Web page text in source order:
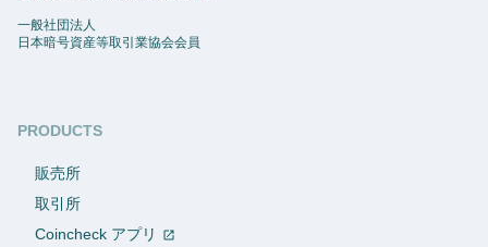
一般社団法人
日本暗号資産等取引業協会会員
PRODUCTS
販売所
取引所
Coincheck アプリ